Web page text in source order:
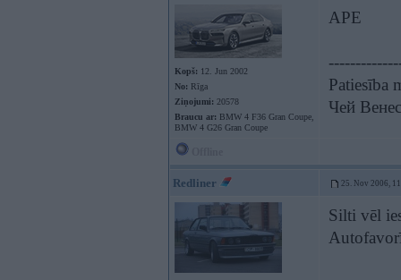
Kopš: 12. Jun 2002
No: Rīga
Ziņojumi: 20578
Braucu ar: BMW 4 F36 Gran Coupe,
BMW 4 G26 Gran Coupe
APE
Patiesība
Чей
Redliner 25. Nov 2006,
Silti vēl